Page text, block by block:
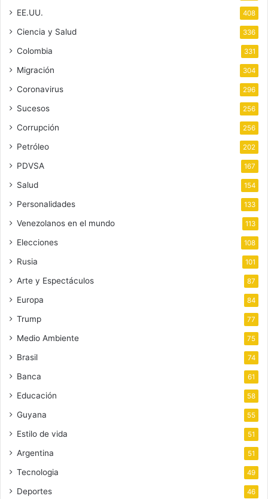
EE.UU. 408
Ciencia y Salud 336
Colombia 331
Migración 304
Coronavirus 296
Sucesos 256
Corrupción 256
Petróleo 202
PDVSA 167
Salud 154
Personalidades 133
Venezolanos en el mundo 113
Elecciones 108
Rusia 101
Arte y Espectáculos 87
Europa 84
Trump 77
Medio Ambiente 75
Brasil 74
Banca 61
Educación 58
Guyana 55
Estilo de vida 51
Argentina 51
Tecnologia 49
Deportes 46